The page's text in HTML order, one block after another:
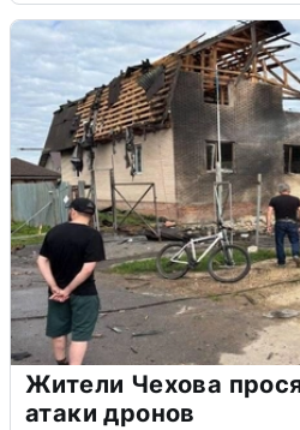
Жители Чехова
атаки дронов